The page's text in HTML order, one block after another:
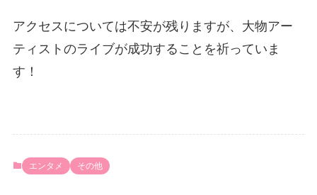
アクセスについては不安が残りますが、大物アー
ティストのライブが成功することを祈っていま
す！
エンタメ その他